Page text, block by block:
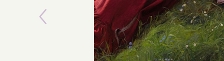
Previous